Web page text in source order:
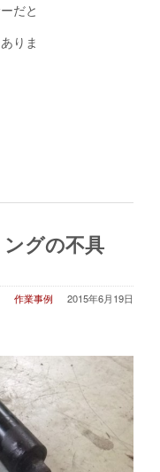
だと
りま
グの不具
2015年6月19日
作業事例